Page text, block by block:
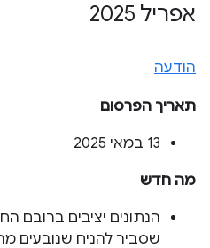
אפריל 2025
הודעה
תאריך הפרסום
‫13 במאי 2025
מה חדש
הנתונים יציבים ברובם
שסביר להניח שנובעים